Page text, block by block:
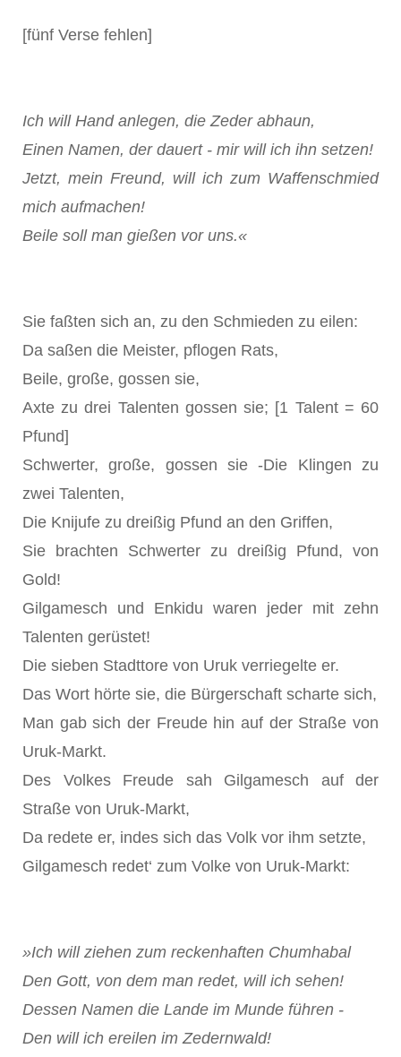
[fünf Verse fehlen]
Ich will Hand anlegen, die Zeder abhaun,
Einen Namen, der dauert - mir will ich ihn setzen!
Jetzt, mein Freund, will ich zum Waffenschmied
mich aufmachen!
Beile soll man gießen vor uns.«
Sie faßten sich an, zu den Schmieden zu eilen:
Da saßen die Meister, pflogen Rats,
Beile, große, gossen sie,
Axte zu drei Talenten gossen sie; [1 Talent = 60
Pfund]
Schwerter, große, gossen sie -Die Klingen zu
zwei Talenten,
Die Knijufe zu dreißig Pfund an den Griffen,
Sie brachten Schwerter zu dreißig Pfund, von
Gold!
Gilgamesch und Enkidu waren jeder mit zehn
Talenten gerüstet!
Die sieben Stadttore von Uruk verriegelte er.
Das Wort hörte sie, die Bürgerschaft scharte sich,
Man gab sich der Freude hin auf der Straße von
Uruk-Markt.
Des Volkes Freude sah Gilgamesch auf der
Straße von Uruk-Markt,
Da redete er, indes sich das Volk vor ihm setzte,
Gilgamesch redet‘ zum Volke von Uruk-Markt:
»Ich will ziehen zum reckenhaften Chumhabal
Den Gott, von dem man redet, will ich sehen!
Dessen Namen die Lande im Munde führen -
Den will ich ereilen im Zedernwald!